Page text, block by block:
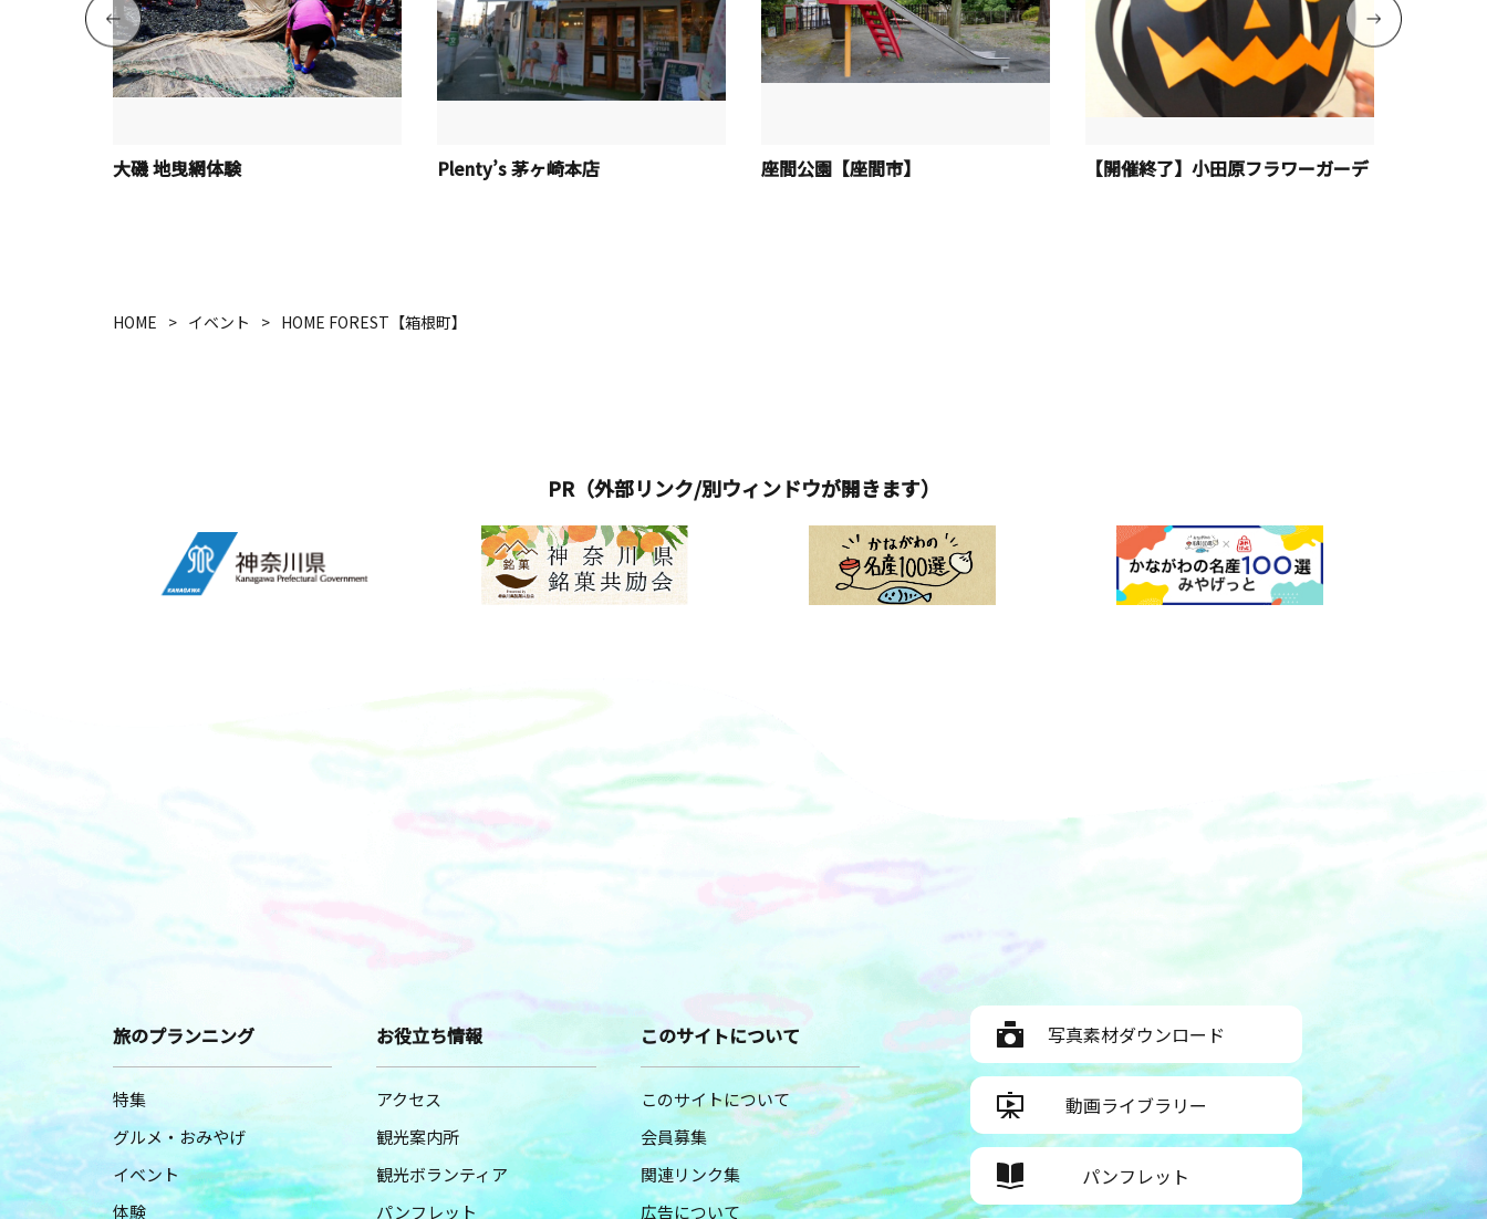
大磯 地曳網体験 Plenty’s 茅ヶ崎本店 座間公園【座間市】
【開催終了】小田原フラワーガーデ
HOME イベント HOME FOREST【箱根町】
PR（外部リンク/別ウィンドウが開きます）
旅のプランニング
特集
グルメ・おみやげ
イベント
体験
お役立ち情報
アクセス
観光案内所
観光ボランティア
パンフレット
このサイトについて
このサイトについて
会員募集
関連リンク集
広告について
写真素材ダウンロード
動画ライブラリー
パンフレット